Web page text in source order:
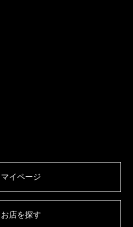
マイページ​
お店を探す​